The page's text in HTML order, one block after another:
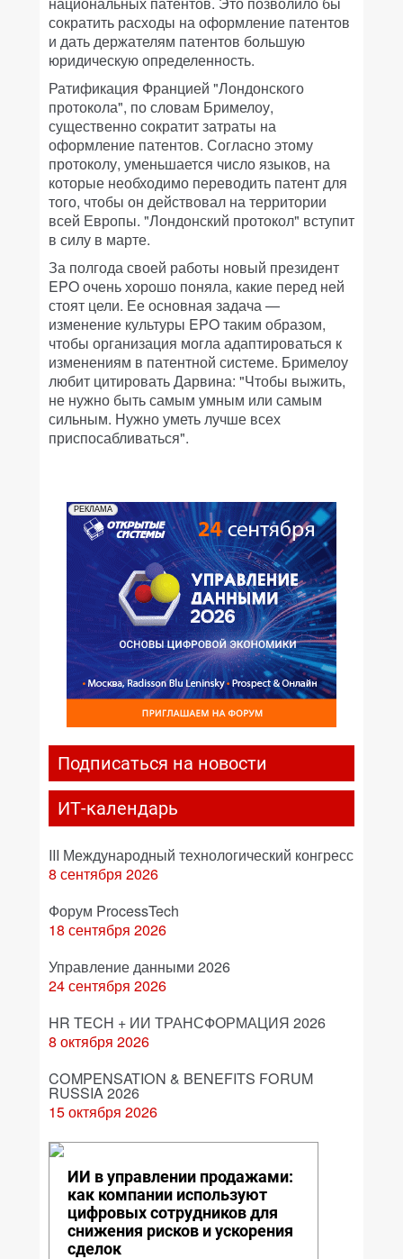
сократить расходы на оформление патентов
и дать держателям патентов большую
юридическую определенность.
Ратификация Францией "Лондонского
протокола", по словам Бримелоу,
существенно сократит затраты на
оформление патентов. Согласно этому
протоколу, уменьшается число языков, на
которые необходимо переводить патент для
того, чтобы он действовал на территории
всей Европы. "Лондонский протокол" вступит
в силу в марте.
За полгода своей работы новый президент
EPO очень хорошо поняла, какие перед ней
стоят цели. Ее основная задача —
изменение культуры EPO таким образом,
чтобы организация могла адаптироваться к
изменениям в патентной системе. Бримелоу
любит цитировать Дарвина: "Чтобы выжить,
не нужно быть самым умным или самым
сильным. Нужно уметь лучше всех
приспосабливаться".
РЕКЛАМА
Подписаться на новости
ИТ-календарь
III Международный технологический конгресс
8 сентября 2026
Форум ProcessTech
18 сентября 2026
Управление данными 2026
24 сентября 2026
HR TECH + ИИ ТРАНСФОРМАЦИЯ 2026
8 октября 2026
COMPENSATION & BENEFITS FORUM
RUSSIA 2026
15 октября 2026
ИИ в управлении продажами:
как компании используют
цифровых сотрудников для
снижения рисков и ускорения
сделок